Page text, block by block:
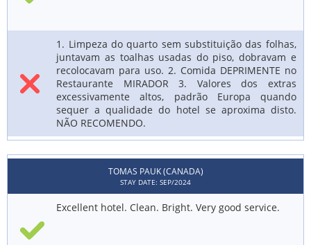
1. Limpeza do quarto sem substituição das folhas,
juntavam as toalhas usadas do piso, dobravam e
recolocavam para uso. 2. Comida DEPRIMENTE no
Restaurante MIRADOR 3. Valores dos extras
excessivamente altos, padrão Europa quando
sequer a qualidade do hotel se aproxima disto.
NÃO RECOMENDO.
TOMAS PAUK (CANADA)
STAY DATE: SEP/2024
Excellent hotel. Clean. Bright. Very good service.